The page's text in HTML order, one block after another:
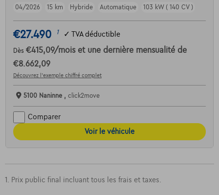
04/2026
15 km Hybride Automatique 103 kW ( 140 CV )
€27.490 1 ✓ TVA déductible
Dès €415,09/mois et une dernière mensualité de
€8.662,09
Découvrez l’exemple chiffré complet
5100 Naninne , click2move
Comparer
Voir le véhicule
1. Prix public final incluant tous les frais et taxes.